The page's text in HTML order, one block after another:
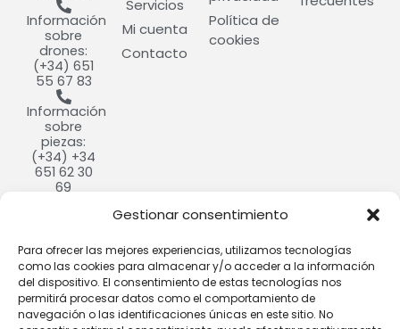
Gestionar consentimiento
Para ofrecer las mejores experiencias, utilizamos tecnologías
como las cookies para almacenar y/o acceder a la información
del dispositivo. El consentimiento de estas tecnologías nos
permitirá procesar datos como el comportamiento de
navegación o las identificaciones únicas en este sitio. No
Información
sobre
drones:
(+34) 651
55 67 83
Información
sobre
piezas:
(+34) +34
651 62 30
69
info@cultivdron.com​
Calle
Ramón y
Cajal, 9,
37184
Villares de
la Reina,
Servicios
Mi cuenta
Contacto
Política de
cookies